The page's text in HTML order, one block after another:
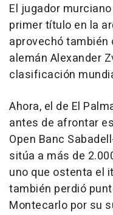
El jugador
primer título en la
aprovechó
alemán Alexander
clasificación
Ahora, el de El
antes de afrontar
Open Banc
sitúa a más de
uno que ostenta el
también perdió
Montecarlo por su